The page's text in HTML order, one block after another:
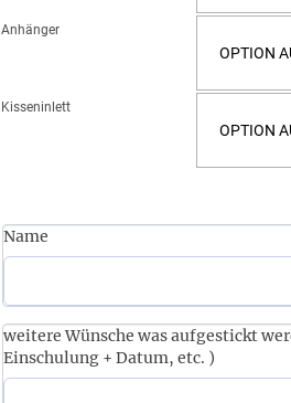
Anhänger
Kisseninlett
Name
weitere Wünsche was aufgestickt
Einschulung + Datum, etc. )